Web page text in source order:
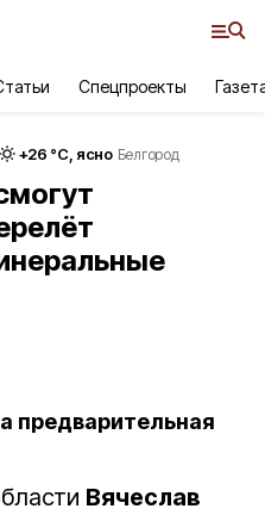
Спецпроекты
+26 °С, ясно Белгород
предварительная
Вячеслав